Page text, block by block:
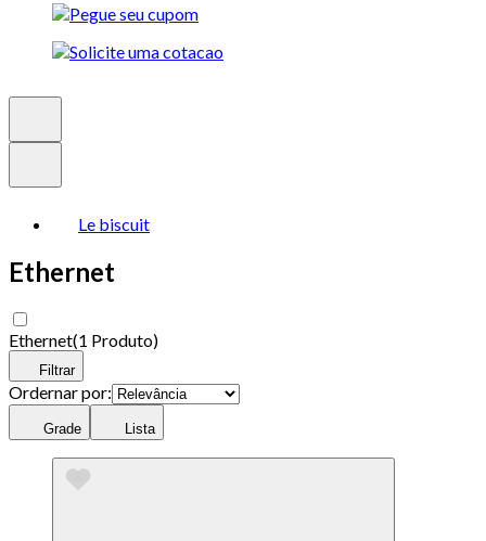
Le biscuit
Ethernet
Ethernet(1 Produto)
Filtrar
Ordernar por:
Grade Lista